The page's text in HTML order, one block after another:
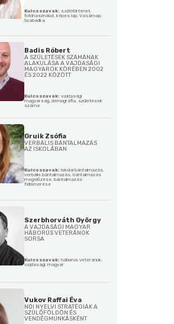
Kulcsszavak: sajtótörténet,
fotóhasználat, képes lap, Vasárnap,
Szabadka
Badis Róbert
A SZÜLETÉSEK SZÁMÁNAK
ALAKULÁSA A VAJDASÁGI
MAGYAROK KÖRÉBEN 2002
ÉS 2022 KÖZÖTT
Kulcsszavak: vajdasági
magyarság, demográfia, születések
száma
Gruik Zsófia
VERBÁLIS BÁNTALMAZÁS
AZ ISKOLÁBAN
Kulcsszavak: iskolai bántalmazás,
verbális bántalmazás, bántalmazás
megelőzése, bántalmazás
felismerése
Szerbhorváth György
A VAJDASÁGI MAGYAR
HÁBORÚS VETERÁNOK
SORSA
Kulcsszavak: háborús veteránok,
vajdasági, magyar
Vukov Raffai Éva
NŐI NYELVI STRATÉGIÁK A
SZÜLŐFÖLDÖN ÉS
VENDÉGMUNKÁSKÉNT